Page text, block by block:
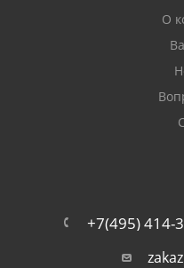
О
+7(495) 414-